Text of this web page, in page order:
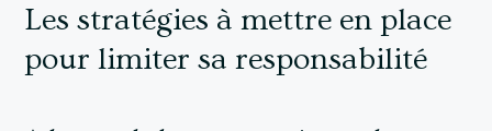
Les stratégies à mettre en place
pour limiter sa responsabilité